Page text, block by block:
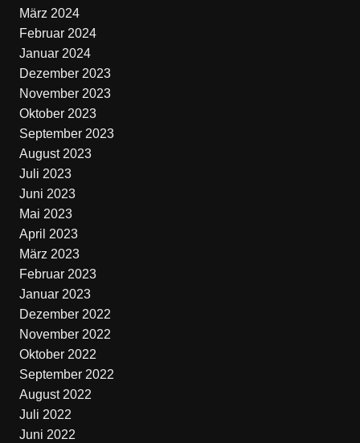
März 2024
Februar 2024
Januar 2024
Dezember 2023
November 2023
Oktober 2023
September 2023
August 2023
Juli 2023
Juni 2023
Mai 2023
April 2023
März 2023
Februar 2023
Januar 2023
Dezember 2022
November 2022
Oktober 2022
September 2022
August 2022
Juli 2022
Juni 2022